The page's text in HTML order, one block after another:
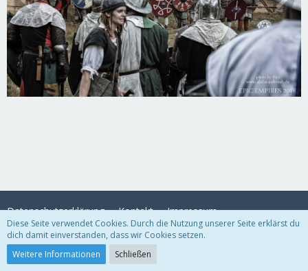
Datenschutzerklärung Kontakt Impressum
Community-Software:
Diese Seite verwendet Cookies. Durch die Nutzung unserer Seite erklärst du
dich damit einverstanden, dass wir Cookies setzen.
Weitere Informationen
Schließen